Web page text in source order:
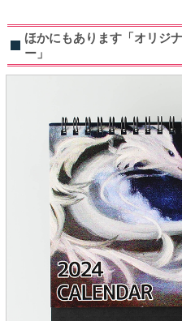
ほかにもあります「オリジ
ー」